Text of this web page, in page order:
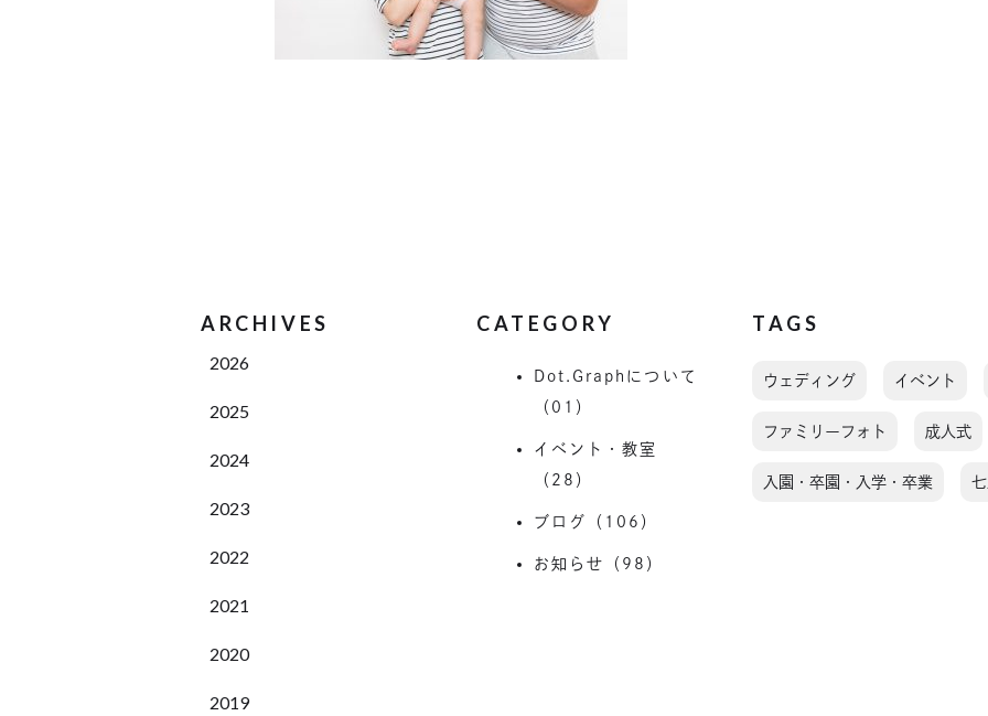
ARCHIVES
2026
2025
2024
2023
2022
2021
2020
2019
CATEGORY
Dot.Graphについて
（01）
イベント・教室
（28）
ブログ（106）
お知らせ（98）
TAGS
ウェディング イベント
ファミリーフォト 成人式
入園・卒園・入学・卒業